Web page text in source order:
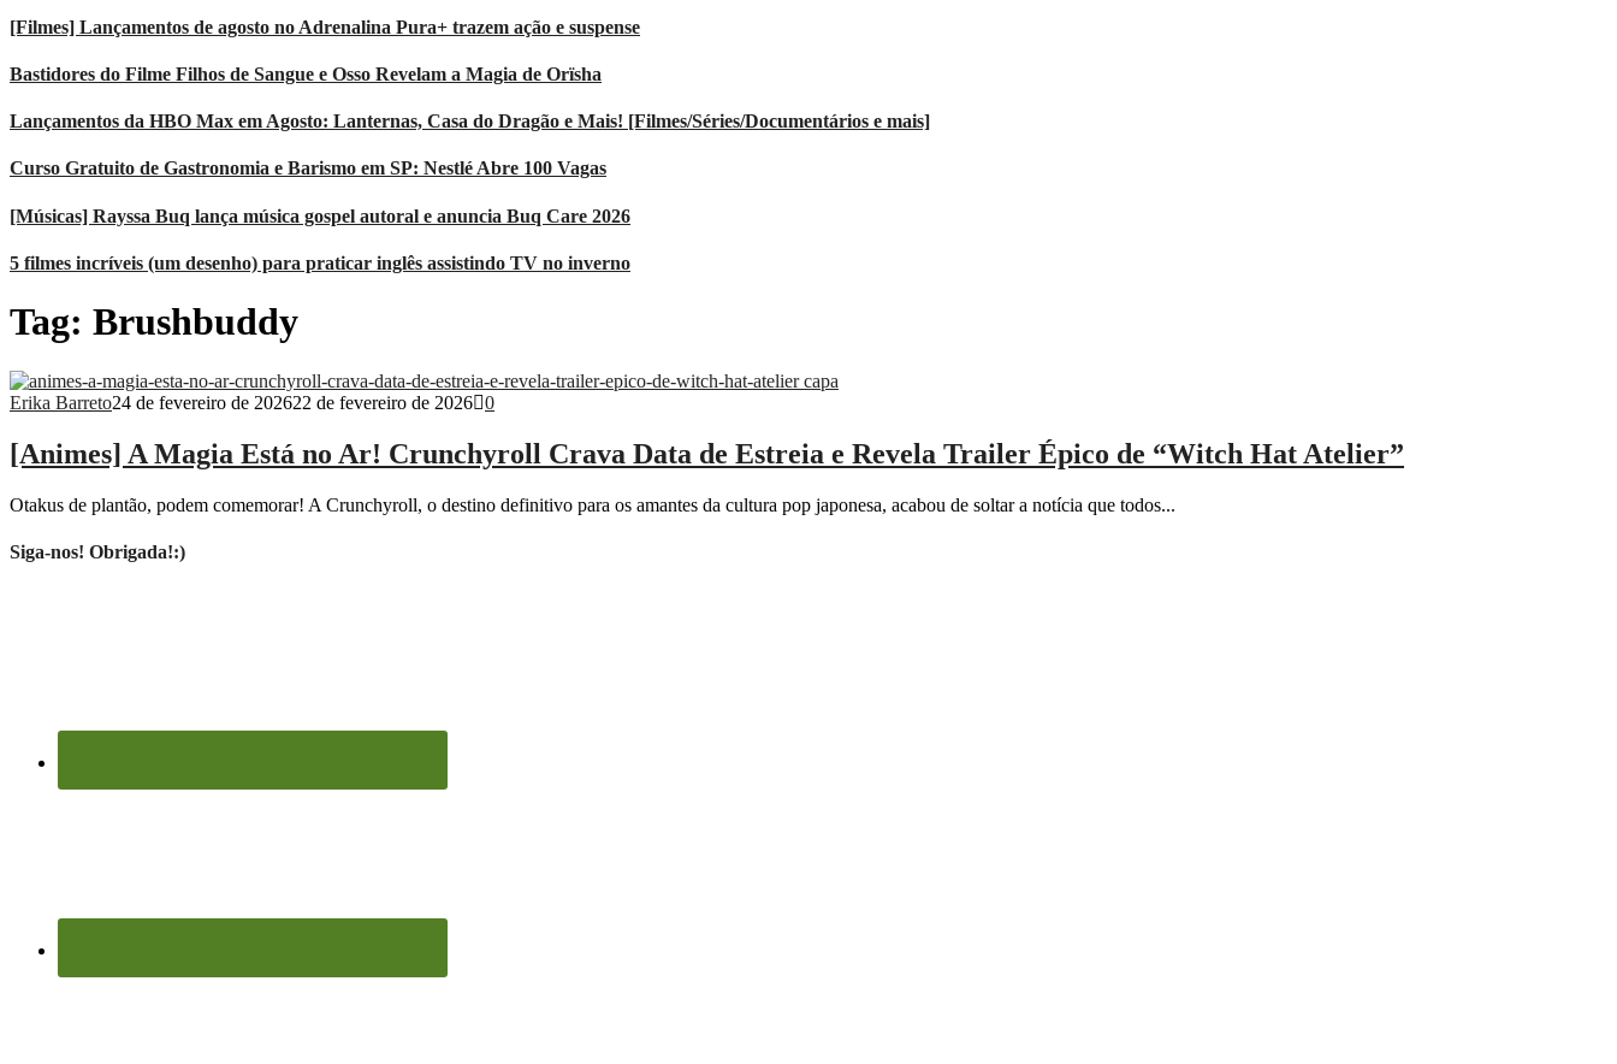
[Filmes] Lançamentos de agosto no Adrenalina Pura+ trazem ação e suspense
Bastidores do Filme Filhos de Sangue e Osso Revelam a Magia de Orïsha
Lançamentos da HBO Max em Agosto: Lanternas, Casa do Dragão e Mais! [Filmes/Séries/Documentários e mais]
Curso Gratuito de Gastronomia e Barismo em SP: Nestlé Abre 100 Vagas
[Músicas] Rayssa Buq lança música gospel autoral e anuncia Buq Care 2026
5 filmes incríveis (um desenho) para praticar inglês assistindo TV no inverno
Tag: Brushbuddy
Erika Barreto24 de fevereiro de 202622 de fevereiro de 2026 0
[Animes] A Magia Está no Ar! Crunchyroll Crava Data de Estreia e Revela Trailer Épico de “Witch Hat Atelier”
Otakus de plantão, podem comemorar! A Crunchyroll, o destino definitivo para os amantes da cultura pop japonesa, acabou de soltar a notícia que todos...
Siga-nos! Obrigada!:)